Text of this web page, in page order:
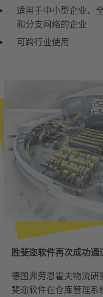
适用于中小型企业、
和分支网络的企业
可跨行业使用
胜斐迩软件再次成功通
德国弗劳恩霍夫物流研
斐迩软件在仓库管理系